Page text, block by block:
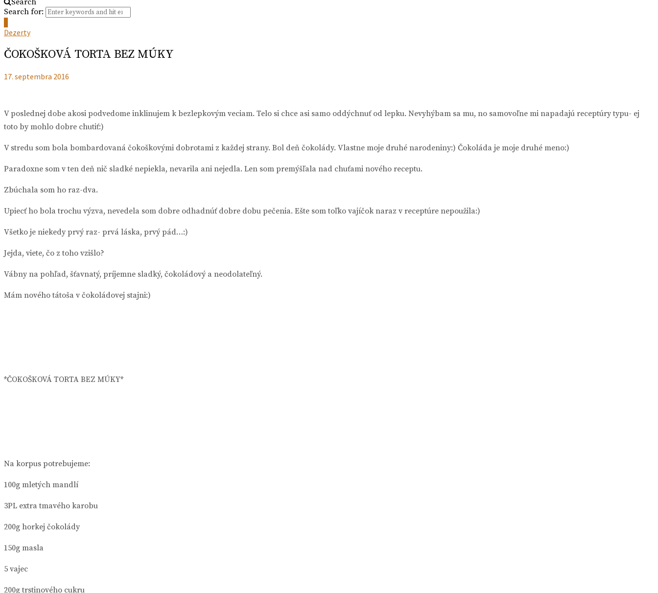
Search for:
Dezerty
ČOKOŠKOVÁ TORTA BEZ MÚKY
17. septembra 2016
V poslednej dobe akosi podvedome inklinujem k bezlepkovým veciam. Telo si chce asi samo oddýchnuť od lepku. Nevyhýbam sa mu, no samovoľne mi napadajú receptúry typu- ej
toto by mohlo dobre chutiť:)
V stredu som bola bombardovaná čokoškovými dobrotami z každej strany. Bol deň čokolády. Vlastne moje druhé narodeniny:) Čokoláda je moje druhé meno:)
Paradoxne som v ten deň nič sladké nepiekla, nevarila ani nejedla. Len som premýšľala nad chuťami nového receptu.
Zbúchala som ho raz-dva.
Upiecť ho bola trochu výzva, nevedela som dobre odhadnúť dobre dobu pečenia. Ešte som toľko vajíčok naraz v receptúre nepoužila:)
Všetko je niekedy prvý raz- prvá láska, prvý pád…:)
Jejda, viete, čo z toho vzišlo?
Vábny na pohľad, šťavnatý, príjemne sladký, čokoládový a neodolateľný.
Mám nového tátoša v čokoládovej stajni:)
*ČOKOŠKOVÁ TORTA BEZ MÚKY*
Na korpus potrebujeme:
100g mletých mandlí
3PL extra tmavého karobu
200g horkej čokolády
150g masla
5 vajec
200g trstinového cukru